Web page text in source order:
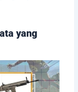
yang